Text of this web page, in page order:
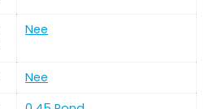
‎Nee
‎Nee